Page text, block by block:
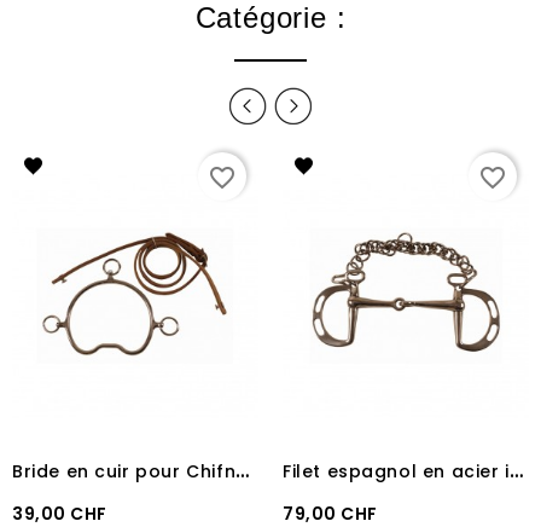
Catégorie :
favorite_border
B
ride en cuir pour Chifney ou anti-cabreur
Prix
39,00 CHF
favorite_border
F
ilet espagnol en acier inoxydable 13 mm
Prix
79,00 CHF